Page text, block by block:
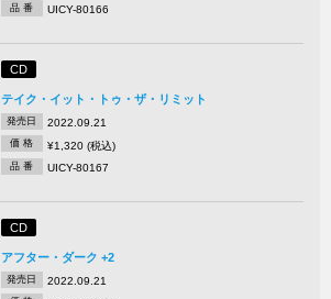
品 番 UICY-80166
CD
テイク・イット・トゥ・ザ・リミット
発売日 2022.09.21
価 格 ¥1,320 (税込)
品 番 UICY-80167
CD
アフター・ダーク +2
発売日 2022.09.21